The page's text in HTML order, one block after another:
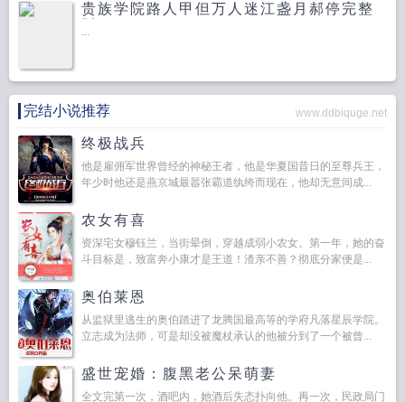
贵族学院路人甲但万人迷江盏月郝停完整
...
完结小说推荐 www.ddbiquge.net
终极战兵
他是雇佣军世界曾经的神秘王者，他是华夏国昔日的至尊兵王，
年少时他还是燕京城最嚣张霸道纨绔而现在，他却无意间成...
农女有喜
资深宅女穆钰兰，当街晕倒，穿越成弱小农女。第一年，她的奋
斗目标是，致富奔小康才是王道！渣亲不善？彻底分家便是...
奥伯莱恩
从监狱里逃生的奥伯踏进了龙腾国最高等的学府凡落星辰学院。
立志成为法师，可是却没被魔杖承认的他被分到了一个被曾...
盛世宠婚：腹黑老公呆萌妻
全文完第一次，酒吧内，她酒后失态扑向他。再一次，民政局门